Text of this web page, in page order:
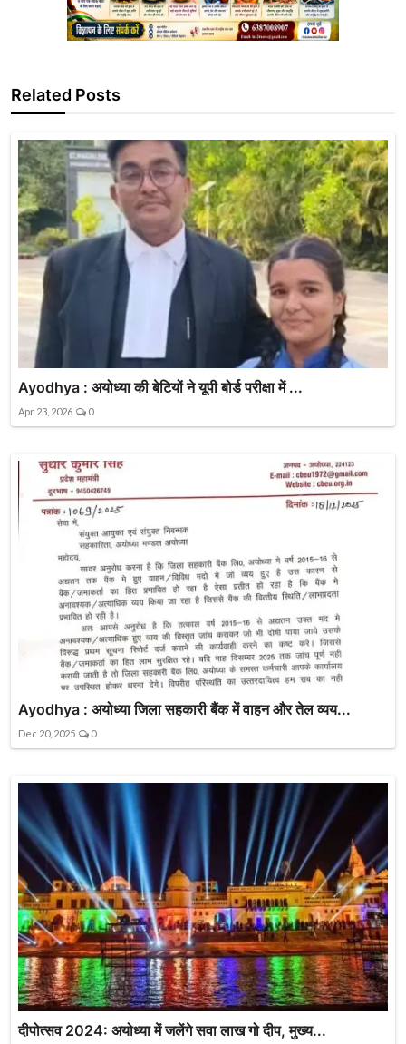
Related Posts
Ayodhya : अयोध्या की बेटियों ने यूपी बोर्ड परीक्षा में ...
Apr 23, 2026 0
Ayodhya : अयोध्या जिला सहकारी बैंक में वाहन और तेल व्यय...
Dec 20, 2025 0
दीपोत्सव 2024: अयोध्या में जलेंगे सवा लाख गो दीप, मुख्य...